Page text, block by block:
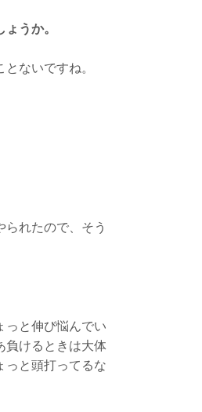
うか。
ないですね。
れたので、そう
と伸び悩んでい
負けるときは大体
っと頭打ってるな